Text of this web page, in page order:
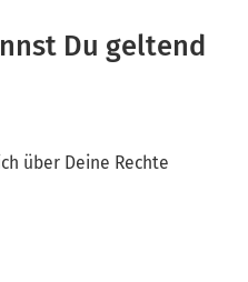
Du geltend
über Deine Rechte